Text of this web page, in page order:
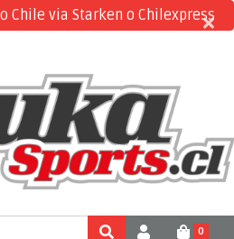
Chile via Starken o Chilexpress
×
×
0